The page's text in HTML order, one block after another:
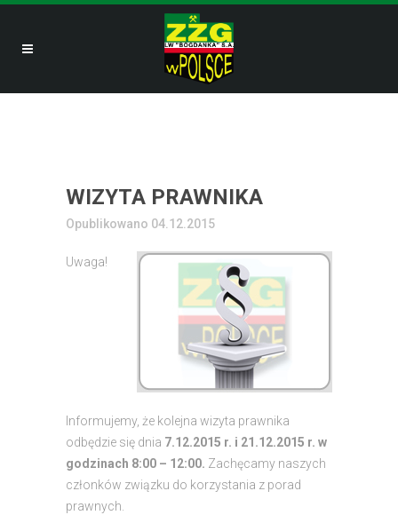
WIZYTA PRAWNIKA
Opublikowano 04.12.2015
Uwaga!
Informujemy, że kolejna wizyta prawnika
odbędzie się dnia 7.12.2015 r. i 21.12.2015 r. w
godzinach 8:00 – 12:00. Zachęcamy naszych
członków związku do korzystania z porad
prawnych.